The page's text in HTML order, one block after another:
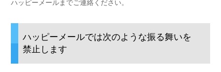
ハッピーメールまでご連絡ください。
ハッピーメールでは次のような振る舞いを
禁止します